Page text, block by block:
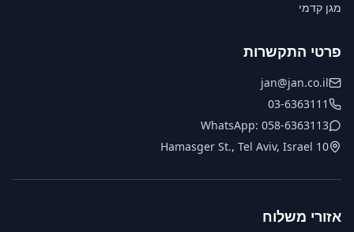
מגן קדמי
פרטי התקשרות
jan@jan.co.il
03-6363111
WhatsApp: 058-6363113
10 Hamasger St., Tel Aviv, Israel
אזורי משלוח